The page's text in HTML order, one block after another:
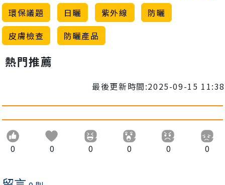
環保議題
日曬 紫外線
防曬
皮膚檢查
防曬產品
熱門推薦
最後更新時間:2025-09-15 11:38
0 0 0 0 0 0